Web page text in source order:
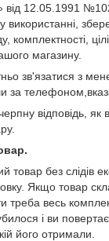
від 12.05.1991
використанні,
комплектності,
магазину.
зв'язатися з
за
відповідь, як
товар без слідів
Якщо товар
треба весь
і ви
його отримали.